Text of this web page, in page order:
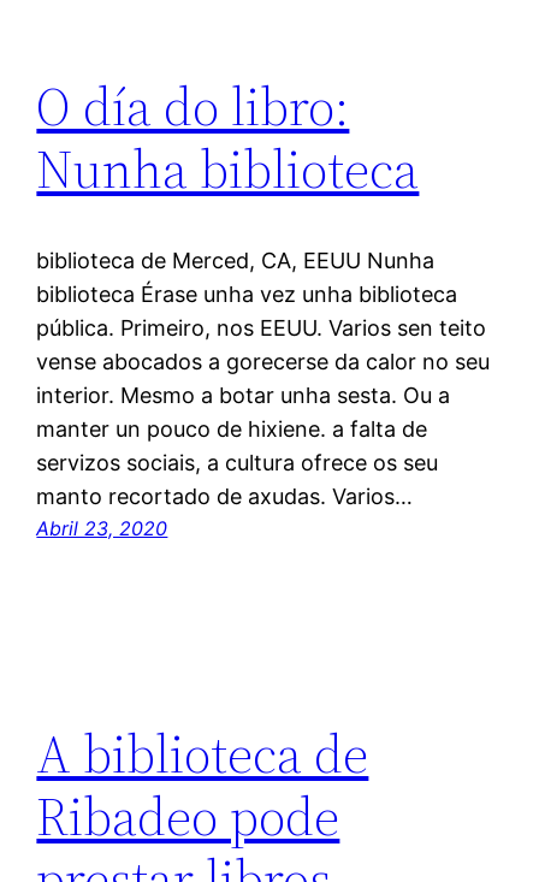
O día do libro:
Nunha biblioteca
biblioteca de Merced, CA, EEUU Nunha
biblioteca Érase unha vez unha biblioteca
pública. Primeiro, nos EEUU. Varios sen teito
vense abocados a gorecerse da calor no seu
interior. Mesmo a botar unha sesta. Ou a
manter un pouco de hixiene. a falta de
servizos sociais, a cultura ofrece os seu
manto recortado de axudas. Varios…
Abril 23, 2020
A biblioteca de
Ribadeo pode